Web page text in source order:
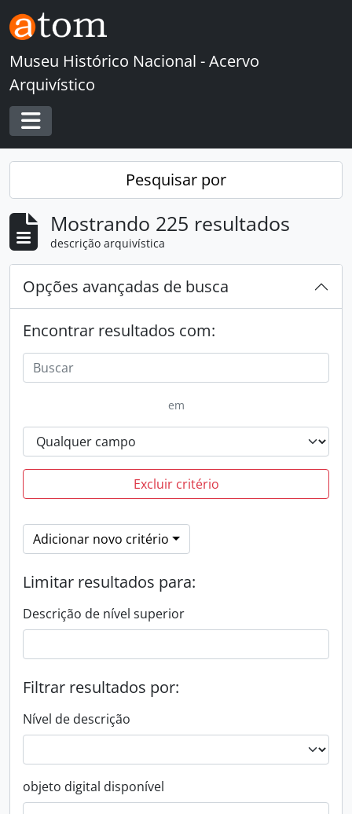
Skip to main content
Museu Histórico Nacional - Acervo
Arquivístico
Toggle navigation
Pesquisar por
Mostrando 225 resultados
descrição arquivística
Opções avançadas de busca
Encontrar resultados com:
em
Excluir critério
Adicionar novo critério
Limitar resultados para:
Descrição de nível superior
Filtrar resultados por:
Nível de descrição
objeto digital disponível